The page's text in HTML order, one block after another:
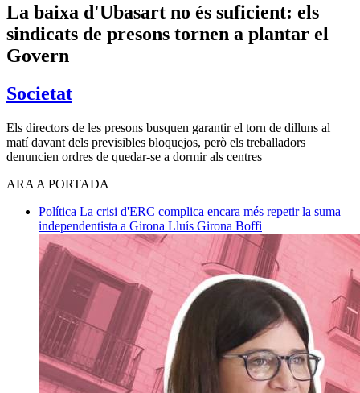
La baixa d'Ubasart no és suficient: els
sindicats de presons tornen a plantar el
Govern
Societat
Els directors de les presons busquen garantir el torn de dilluns al
matí davant dels previsibles bloquejos, però els treballadors
denuncien ordres de quedar-se a dormir als centres
ARA A PORTADA
Política La crisi d'ERC complica encara més repetir la suma
independentista a Girona Lluís Girona Boffi